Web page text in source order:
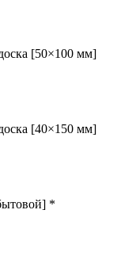
[50×100 мм]
[40×150 мм]
*